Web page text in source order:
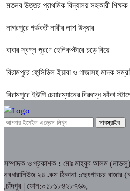
মতলব উত্তর প্রাথমিক বিদ্যালয় সহকারী শিক্ষক
নাগরপুরে গর্ভবতী নারীর লাশ উদ্ধার
বাবার স্বপ্ন পূরণে হেলিকপ্টারে চড়ে বিয়ে
বিরামপুরে ফেন্সিডিল ইয়াবা ও গাজাসহ মাদক
বিরামপুরে ইউপি চেয়ারম্যানের বিরুদ্ধে ফাঁকা
সম্পাদক ও প্রকাশক : মোঃ মাহবুব আলম
নবধারানিউজ ২৪ .কম ঠিকানা :ছেংগারচর
,চাঁদপুর | ফোন:০১৮১৮৪২৮৭৬৯,